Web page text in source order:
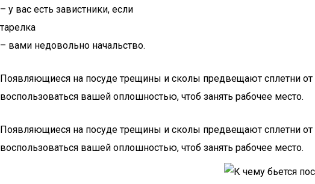
– у вас есть завистники, если
тарелка
– вами недовольно начальство.
Появляющиеся на посуде трещины и сколы предвещают сплетни от
воспользоваться вашей оплошностью, чтоб занять рабочее место.
Появляющиеся на посуде трещины и сколы предвещают сплетни от
воспользоваться вашей оплошностью, чтоб занять рабочее место.